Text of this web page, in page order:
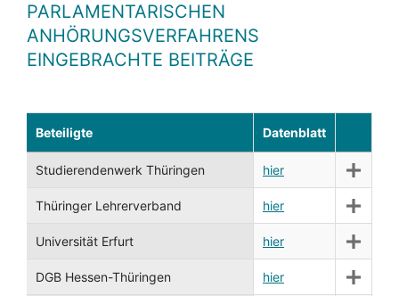
PARLAMENTARISCHEN
ANHÖRUNGSVERFAHRENS
EINGEBRACHTE BEITRÄGE
Beteiligte Datenblatt
Studierendenwerk Thüringen hier
Thüringer Lehrerverband hier
Universität Erfurt hier
DGB Hessen-Thüringen hier